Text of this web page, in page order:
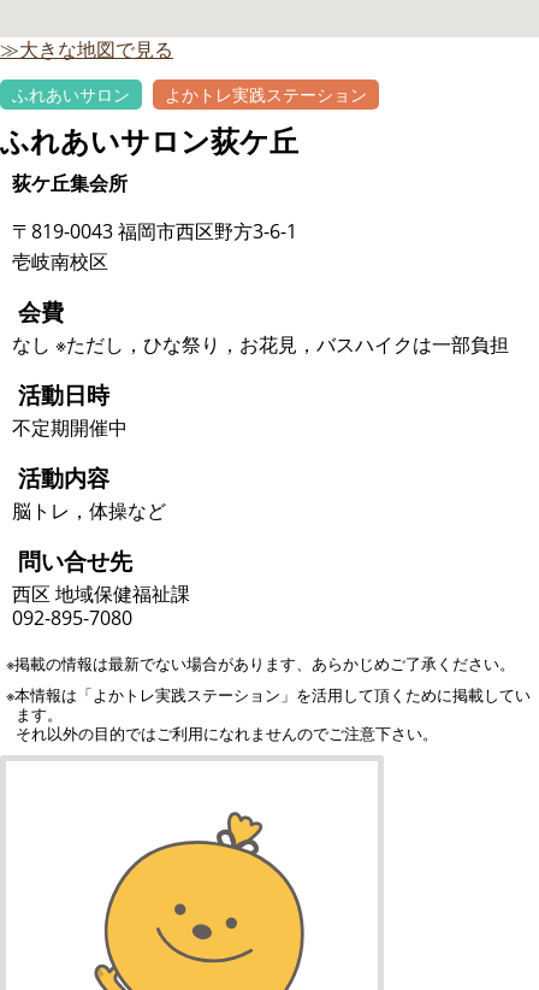
≫大きな地図で見る
ふれあいサロン よかトレ実践ステーション
ふれあいサロン荻ケ丘
荻ケ丘集会所
〒819-0043 福岡市西区野方3-6-1
壱岐南校区
会費
なし ※ただし，ひな祭り，お花見，バスハイクは一部負担
活動日時
不定期開催中
活動内容
脳トレ，体操など
問い合せ先
西区 地域保健福祉課
092-895-7080
※掲載の情報は最新でない場合があります、あらかじめご了承ください。
※本情報は「よかトレ実践ステーション」を活用して頂くために掲載してい
ます。
それ以外の目的ではご利用になれませんのでご注意下さい。